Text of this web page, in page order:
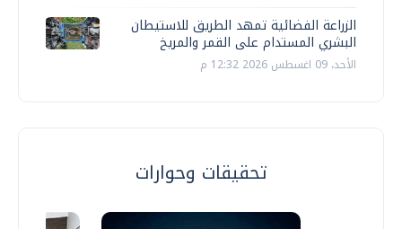
الزراعة الفضائية تمهد الطريق للاستيطان
البشري المستدام على القمر والمريخ
الأحد، 09 اغسطس 2026 12:32 م
تحقيقات وحوارات